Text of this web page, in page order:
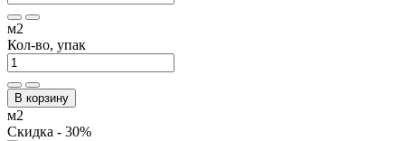
м2
Кол-во, упак
В корзину
м2
Скидка - 30%